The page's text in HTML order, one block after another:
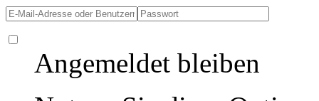
Angemeldet bleiben